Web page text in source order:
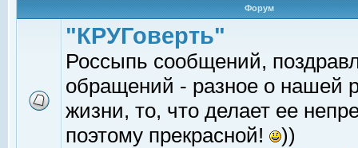
Форум
"КРУГоверть"
Россыпь сообщений,
обращений - разное о нашей
жизни, то, что делает ее
поэтому прекрасной!
))